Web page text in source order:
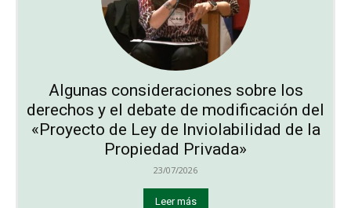
Algunas consideraciones sobre los
derechos y el debate de modificación del
«Proyecto de Ley de Inviolabilidad de la
Propiedad Privada»
23/07/2026
Leer más